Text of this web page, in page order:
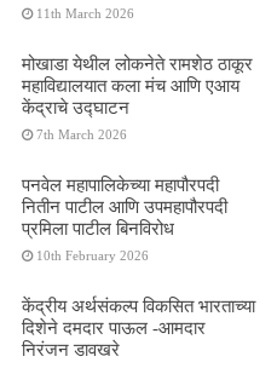
11th March 2026
मोखाडा येथील लोकनेते रामशेठ ठाकूर
महाविद्यालयात कला मंच आणि एआय
केंद्राचे उद्घाटन
7th March 2026
पनवेल महापालिकेच्या महापौरपदी
नितीन पाटील आणि उपमहापौरपदी
प्रमिला पाटील बिनविरोध
10th February 2026
केंद्रीय अर्थसंकल्प विकसित भारताच्या
दिशेने दमदार पाऊल -आमदार
निरंजन डावखरे